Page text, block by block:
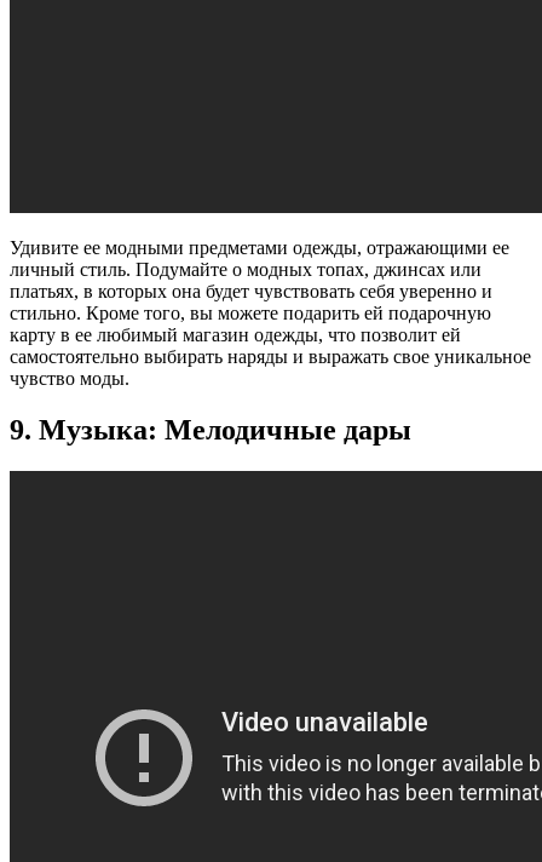
Удивите ее модными предметами одежды, отражающими ее
личный стиль. Подумайте о модных топах, джинсах или
платьях, в которых она будет чувствовать себя уверенно и
стильно. Кроме того, вы можете подарить ей подарочную
карту в ее любимый магазин одежды, что позволит ей
самостоятельно выбирать наряды и выражать свое уникальное
чувство моды.
9. Музыка: Мелодичные дары